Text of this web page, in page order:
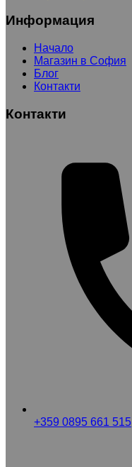
Информация
Начало
Магазин в София
Блог
Контакти
Контакти
+359 0895 661 515